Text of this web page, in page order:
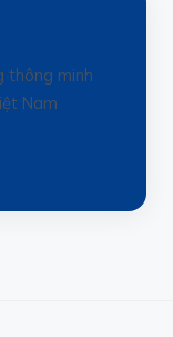
thông minh
Nam